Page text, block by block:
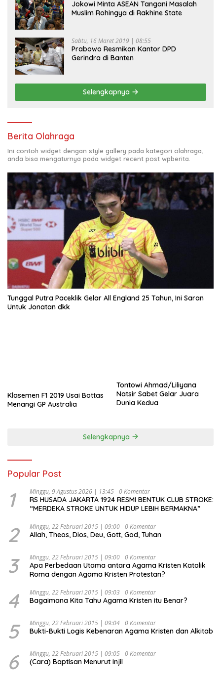
Jokowi Minta ASEAN Tangani Masalah
Muslim Rohingya di Rakhine State
Sabtu, 16 Maret 2019 | 08:55
Prabowo Resmikan Kantor DPD
Gerindra di Banten
Selengkapnya
Berita Olahraga
Ini contoh widget dengan style gallery pada kategori olahraga,
anda bisa mengaturnya pada widget recent post wpberita.
Tunggal Putra Paceklik Gelar All England 25 Tahun, Ini Saran
Untuk Jonatan dkk
Klasemen F1 2019 Usai Bottas
Menangi GP Australia
Tontowi Ahmad/Liliyana
Natsir Sabet Gelar Juara
Dunia Kedua
Selengkapnya
Popular Post
1 Minggu, 9 Agustus 2026 | 13:45 0 Komentar
RS HUSADA JAKARTA 1924 RESMI BENTUK CLUB STROKE:
“MERDEKA STROKE UNTUK HIDUP LEBIH BERMAKNA”
2 Minggu, 22 Februari 2015 | 09:00 0 Komentar
Allah, Theos, Dios, Deu, Gott, God, Tuhan
3 Minggu, 22 Februari 2015 | 09:00 0 Komentar
Apa Perbedaan Utama antara Agama Kristen Katolik
Roma dengan Agama Kristen Protestan?
4 Minggu, 22 Februari 2015 | 09:03 0 Komentar
Bagaimana Kita Tahu Agama Kristen itu Benar?
5 Minggu, 22 Februari 2015 | 09:04 0 Komentar
Bukti-Bukti Logis Kebenaran Agama Kristen dan Alkitab
6 Minggu, 22 Februari 2015 | 09:05 0 Komentar
(Cara) Baptisan Menurut Injil